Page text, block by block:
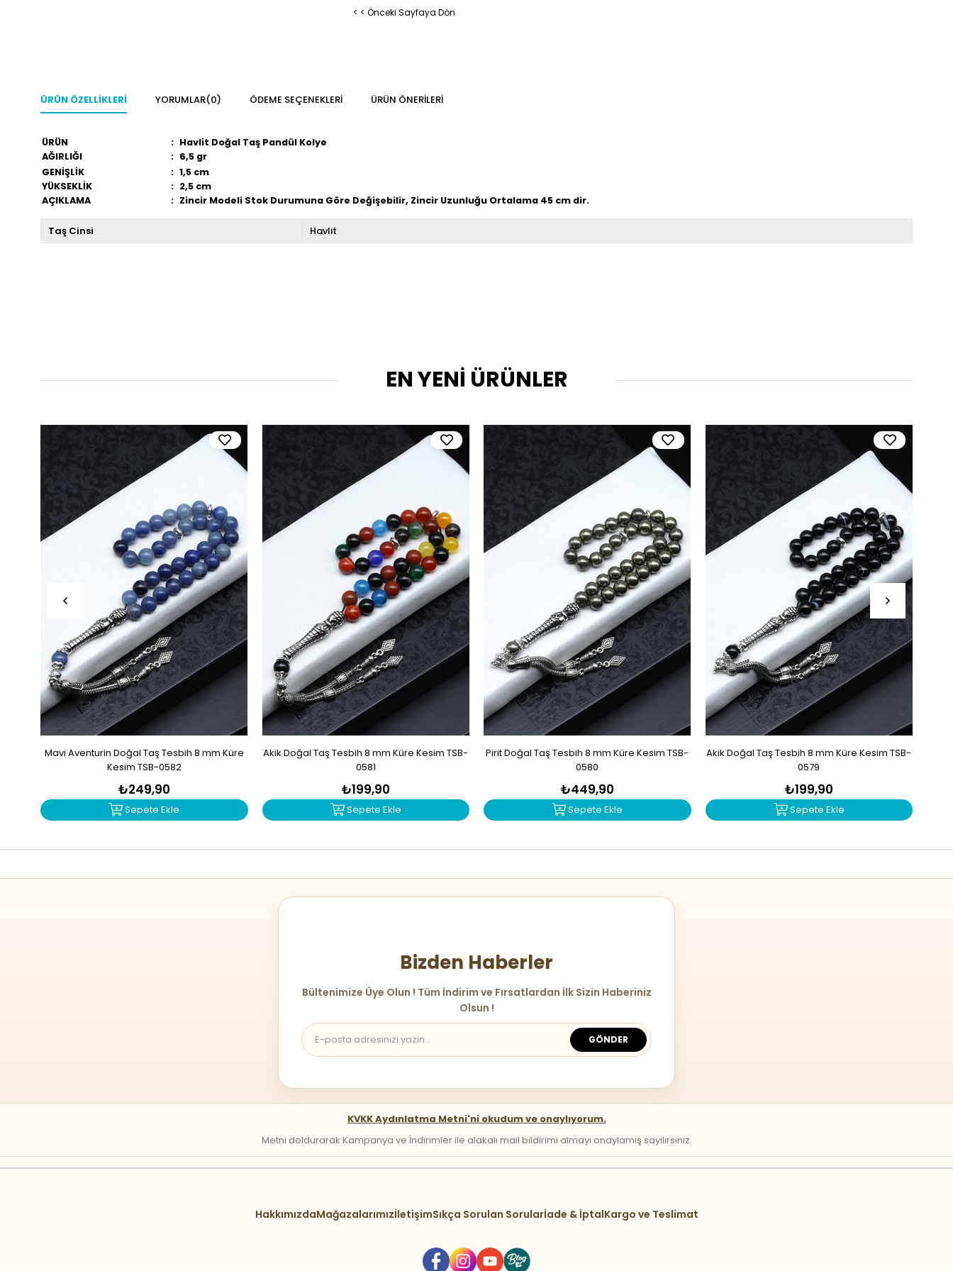
< < Önceki Sayfaya Dön
ÜRÜN ÖZELLIKLERI YORUMLAR(0) ÖDEME SEÇENEKLERI ÜRÜN ÖNERILERI
ÜRÜN : Havlit Doğal Taş Pandül Kolye
AĞIRLIĞI
: 6,5 gr
GENİŞLİK
: 1,5 cm
YÜKSEKLİK
: 2,5 cm
AÇIKLAMA
: Zincir Modeli Stok Durumuna Göre Değişebilir, Zincir Uzunluğu Ortalama 45 cm dir.
Taş Cinsi Havlit
EN YENİ ÜRÜNLER
Mavi Aventurin Doğal Taş Tesbih 8 mm Küre
Kesim TSB-0582
₺249,90
Sepete Ekle
Akik Doğal Taş Tesbih 8 mm Küre Kesim TSB-
0581
₺199,90
Sepete Ekle
Pirit Doğal Taş Tesbih 8 mm Küre Kesim TSB-
0580
₺449,90
Sepete Ekle
Akik Doğal Taş Tesbih 8 mm Küre Kesim TSB-
0579
₺199,90
Sepete Ekle
Bizden Haberler
Bültenimize Üye Olun ! Tüm İndirim ve Fırsatlardan İlk Sizin Haberiniz
Olsun !
GÖNDER
KVKK Aydınlatma Metni'ni okudum ve onaylıyorum.
Metni doldurarak Kampanya ve İndirimler ile alakalı mail bildirimi almayı onaylamış sayılırsınız.
HakkımızdaMağazalarımızİletişimSıkça Sorulan Sorularİade & İptalKargo ve Teslimat